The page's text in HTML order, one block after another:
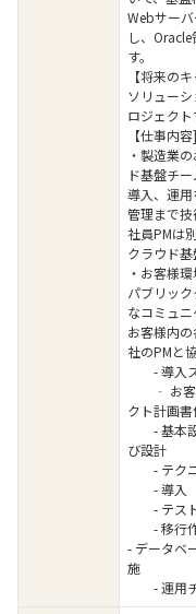
Webサー
し、
す。
【将来の
ソリュー
ロジェク
【仕事内容]
・製造業
ド基盤チ
導入、運
管理まで
社員PMは
クラウド
・お客様
パブリッ
なコミュニ
お客様内
社のPMと
- 導入ス
‐ お客様
クト計画書
- 基本設
び設計
- テクニ
- 導入
- テスト
- 移行
- データベ
施
- 運用チ